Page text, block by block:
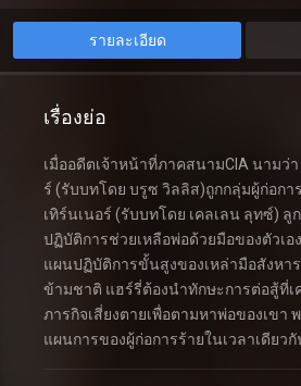
รายละเอียด
เรื่องย่อ
เมื่ออดีตเจ้าหน้าที่ภาคสนามCIA นามว่า
ร์ (รับบทโดย บรูซ วิลลิส)ถูกกลุ่มผู้ก่อกา
เทิร์นเนอร์ (รับบทโดย เคลเลน ลุทซ์) ลู
ปฏิบัติการช่วยเหลือพ่อด้วยมือของตัวเอ
แผนปฏิบัติการขั้นสูงของเหล่ามือสังหา
ข้ามชาติ แฮร์รี่ต้องนำทักษะการต่อสู้ที่
ภารกิจเสี่ยงตายเพื่อตามหาพ่อของเขา
แผนการของผู้ก่อการร้ายในเวลาเดียวกั